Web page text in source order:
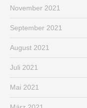
November 2021
September 2021
August 2021
Juli 2021
Mai 2021